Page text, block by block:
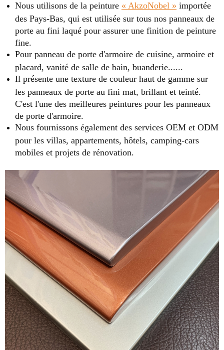
Nous utilisons de la peinture « AkzoNobel » importée
des Pays-Bas, qui est utilisée sur tous nos panneaux de
porte au fini laqué pour assurer une finition de peinture
fine.
Pour panneau de porte d'armoire de cuisine, armoire et
placard, vanité de salle de bain, buanderie......
Il présente une texture de couleur haut de gamme sur
les panneaux de porte au fini mat, brillant et teinté.
C'est l'une des meilleures peintures pour les panneaux
de porte d'armoire.
Nous fournissons également des services OEM et ODM
pour les villas, appartements, hôtels, camping-cars
mobiles et projets de rénovation.